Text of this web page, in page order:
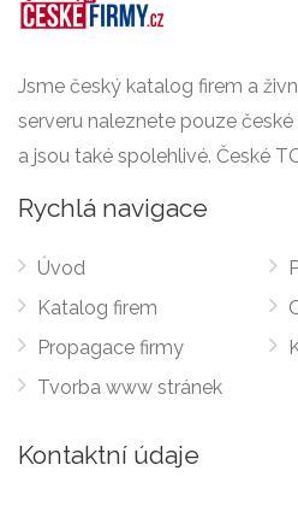
Jsme český katalog firem a
serveru naleznete pouze
a jsou také spolehlivé. České
Rychlá navigace
Úvod
Katalog firem
Propagace firmy
Tvorba www stránek
Kontaktní údaje